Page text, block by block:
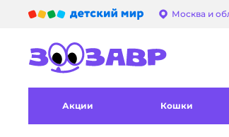
Москва и
Акции Кошки